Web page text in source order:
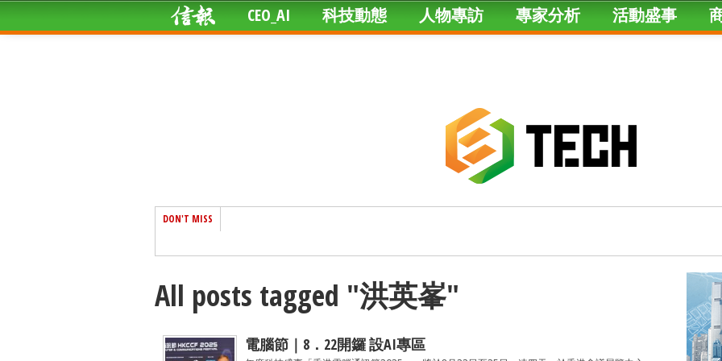
CEO_AI 科技動態 人物專訪 專家分析 活動盛事
DON'T MISS
All posts tagged "洪英峯"
電腦節｜8．22開鑼 設AI專區